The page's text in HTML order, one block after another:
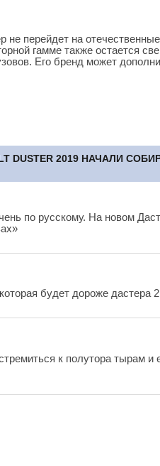
перейдет на
гамме также остается
Его бренд может
DUSTER 2019 НАЧАЛИ
по русскому. На новом
будет дороже дастера
к полутора тырам и